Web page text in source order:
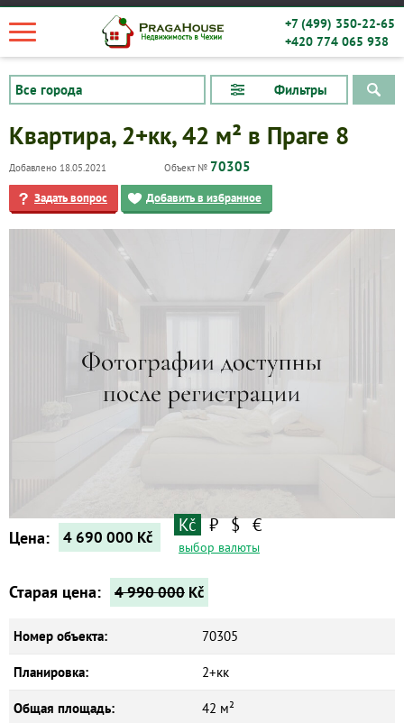
+7 (499) 350-22-65
+420 774 065 938
Фильтры
Квартира, 2+кк, 42 м² в Праге 8
Добавлено 18.05.2021 Объект № 70305
Задать вопрос Добавить в избранное
Цена: 4 690 000 Kč
Kč ₽ $ €
выбор валюты
Старая цена: 4 990 000 Kč
Номер объекта: 70305
Планировка: 2+кк
Общая площадь: 42 м²